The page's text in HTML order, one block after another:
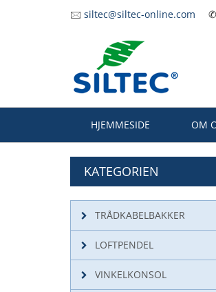
🖂 siltec@siltec-online.com ✆
HJEMMESIDE OM
KATEGORIEN
TRÅDKABELBAKKER
LOFTPENDEL
VINKELKONSOL